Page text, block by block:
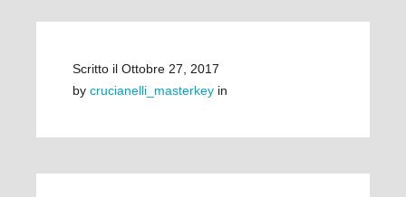
Scritto il Ottobre 27, 2017
by crucianelli_masterkey in